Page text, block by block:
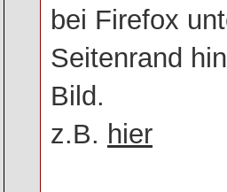
bei Firefox
Seitenrand
Bild.
z.B. hier